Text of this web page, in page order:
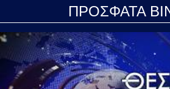
ΠΡΟΣΦΑΤΑ